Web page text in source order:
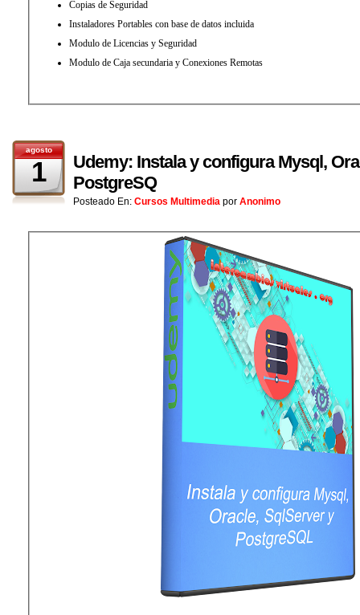
Copias de Seguridad
Instaladores Portables con base de datos incluida
Modulo de Licencias y Seguridad
Modulo de Caja secundaria y Conexiones Remotas
agosto
1
Udemy: Instala y configura Mysql,
PostgreSQ
Posteado En: Cursos Multimedia por Anonimo